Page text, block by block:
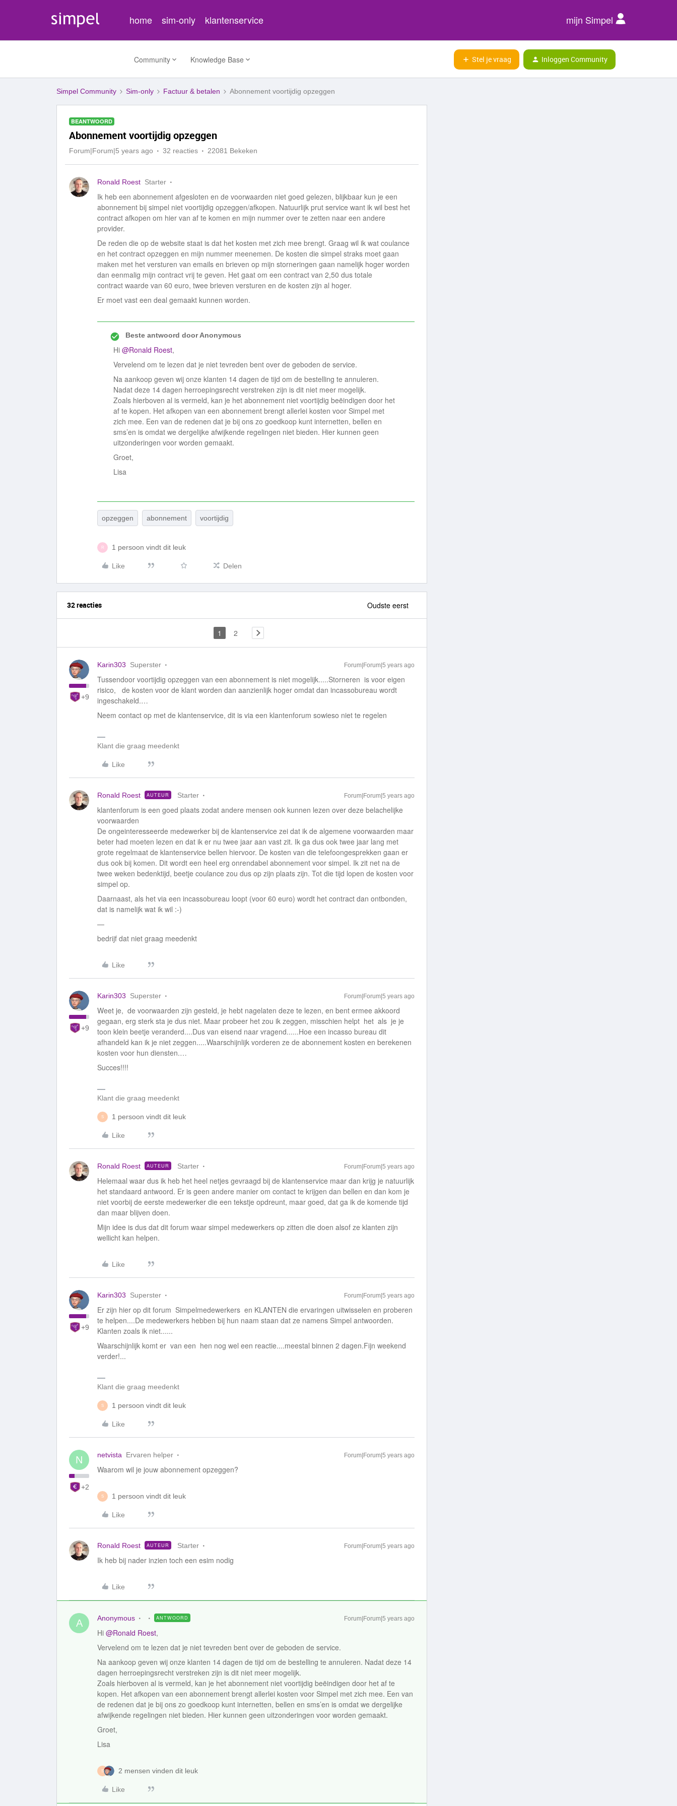
home sim-only klantenservice mijn Simpel
Community Knowledge Base Stel je vraag Inloggen Community
Simpel Community Sim-only Factuur & betalen Abonnement voortijdig opzeggen
BEANTWOORD
Abonnement voortijdig opzeggen
Forum|Forum|5 years ago 32 reacties 22081 Bekeken
Ronald Roest Starter
Ik heb een abonnement afgesloten en de voorwaarden niet goed gelezen, blijkbaar kun je een
abonnement bij simpel niet voortijdig opzeggen/afkopen. Natuurlijk prut service want ik wil best het
contract afkopen om hier van af te komen en mijn nummer over te zetten naar een andere
provider.
De reden die op de website staat is dat het kosten met zich mee brengt. Graag wil ik wat coulance
en het contract opzeggen en mijn nummer meenemen. De kosten die simpel straks moet gaan
maken met het versturen van emails en brieven op mijn storneringen gaan namelijk hoger worden
dan eenmalig mijn contract vrij te geven. Het gaat om een contract van 2,50 dus totale
contract waarde van 60 euro, twee brieven versturen en de kosten zijn al hoger.
Er moet vast een deal gemaakt kunnen worden.
Beste antwoord doorAnonymous
Hi @Ronald Roest,
Vervelend om te lezen dat je niet tevreden bent over de geboden de service.
Na aankoop geven wij onze klanten 14 dagen de tijd om de bestelling te annuleren.
Nadat deze 14 dagen herroepingsrecht verstreken zijn is dit niet meer mogelijk.
Zoals hierboven al is vermeld, kan je het abonnement niet voortijdig beëindigen door het
af te kopen. Het afkopen van een abonnement brengt allerlei kosten voor Simpel met
zich mee. Een van de redenen dat je bij ons zo goedkoop kunt internetten, bellen en
sms’en is omdat we dergelijke afwijkende regelingen niet bieden. Hier kunnen geen
uitzonderingen voor worden gemaakt.
Groet,
Lisa
opzeggen abonnement voortijdig
R 1 persoon vindt dit leuk
Like Delen
32 reacties Oudste eerst
1 2
+9
Karin303 Superster Forum|Forum|5 years ago
Tussendoor voortijdig opzeggen van een abonnement is niet mogelijk.....Storneren is voor eigen
risico, de kosten voor de klant worden dan aanzienlijk hoger omdat dan incassobureau wordt
ingeschakeld.…
Neem contact op met de klantenservice, dit is via een klantenforum sowieso niet te regelen
Klant die graag meedenkt
Like
Ronald Roest AUTEUR Starter Forum|Forum|5 years ago
klantenforum is een goed plaats zodat andere mensen ook kunnen lezen over deze belachelijke
voorwaarden
De ongeinteresseerde medewerker bij de klantenservice zei dat ik de algemene voorwaarden maar
beter had moeten lezen en dat ik er nu twee jaar aan vast zit. Ik ga dus ook twee jaar lang met
grote regelmaat de klantenservice bellen hiervoor. De kosten van die telefoongesprekken gaan er
dus ook bij komen. Dit wordt een heel erg onrendabel abonnement voor simpel. Ik zit net na de
twee weken bedenktijd, beetje coulance zou dus op zijn plaats zijn. Tot die tijd lopen de kosten voor
simpel op.
Daarnaast, als het via een incassobureau loopt (voor 60 euro) wordt het contract dan ontbonden,
dat is namelijk wat ik wil :-)
—
bedrijf dat niet graag meedenkt
Like
+9
Karin303 Superster Forum|Forum|5 years ago
Weet je, de voorwaarden zijn gesteld, je hebt nagelaten deze te lezen, en bent ermee akkoord
gegaan, erg sterk sta je dus niet. Maar probeer het zou ik zeggen, misschien helpt het als je je
toon klein beetje veranderd....Dus van eisend naar vragend......Hoe een incasso bureau dit
afhandeld kan ik je niet zeggen.....Waarschijnlijk vorderen ze de abonnement kosten en berekenen
kosten voor hun diensten.…
Succes!!!!
Klant die graag meedenkt
S 1 persoon vindt dit leuk
Like
Ronald Roest AUTEUR Starter Forum|Forum|5 years ago
Helemaal waar dus ik heb het heel netjes gevraagd bij de klantenservice maar dan krijg je natuurlijk
het standaard antwoord. Er is geen andere manier om contact te krijgen dan bellen en dan kom je
niet voorbij de eerste medewerker die een tekstje opdreunt, maar goed, dat ga ik de komende tijd
dan maar blijven doen.
Mijn idee is dus dat dit forum waar simpel medewerkers op zitten die doen alsof ze klanten zijn
wellicht kan helpen.
Like
+9
Karin303 Superster Forum|Forum|5 years ago
Er zijn hier op dit forum Simpelmedewerkers en KLANTEN die ervaringen uitwisselen en proberen
te helpen....De medewerkers hebben bij hun naam staan dat ze namens Simpel antwoorden.
Klanten zoals ik niet......
Waarschijnlijk komt er van een hen nog wel een reactie....meestal binnen 2 dagen.Fijn weekend
verder!...
Klant die graag meedenkt
S 1 persoon vindt dit leuk
Like
N
+2
netvista Ervaren helper Forum|Forum|5 years ago
Waarom wil je jouw abonnement opzeggen?
S 1 persoon vindt dit leuk
Like
Ronald Roest AUTEUR Starter Forum|Forum|5 years ago
Ik heb bij nader inzien toch een esim nodig
Like
A Anonymous ANTWOORD Forum|Forum|5 years ago
Hi @Ronald Roest,
Vervelend om te lezen dat je niet tevreden bent over de geboden de service.
Na aankoop geven wij onze klanten 14 dagen de tijd om de bestelling te annuleren. Nadat deze 14
dagen herroepingsrecht verstreken zijn is dit niet meer mogelijk.
Zoals hierboven al is vermeld, kan je het abonnement niet voortijdig beëindigen door het af te
kopen. Het afkopen van een abonnement brengt allerlei kosten voor Simpel met zich mee. Een van
de redenen dat je bij ons zo goedkoop kunt internetten, bellen en sms’en is omdat we dergelijke
afwijkende regelingen niet bieden. Hier kunnen geen uitzonderingen voor worden gemaakt.
Groet,
Lisa
S 2 mensen vinden dit leuk
Like